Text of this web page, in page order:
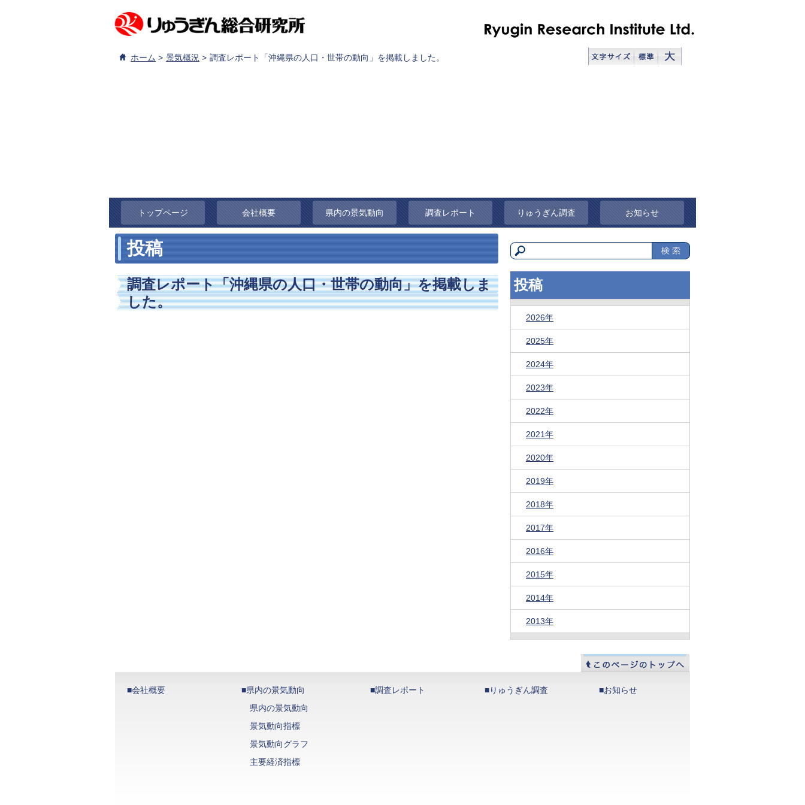
ホーム 景気概況 調査レポート「沖縄県の人口・世帯の動向」を掲載しました。
トップページ 会社概要 県内の景気動向 調査レポート りゅうぎん調査 お知らせ
投稿
調査レポート「沖縄県の人口・世帯の動向」を掲載しま
した。
投稿
2026年
2025年
2024年
2023年
2022年
2021年
2020年
2019年
2018年
2017年
2016年
2015年
2014年
2013年
■会社概要
■県内の景気動向
県内の景気動向
景気動向指標
景気動向グラフ
主要経済指標
■調査レポート ■りゅうぎん調査 ■お知らせ